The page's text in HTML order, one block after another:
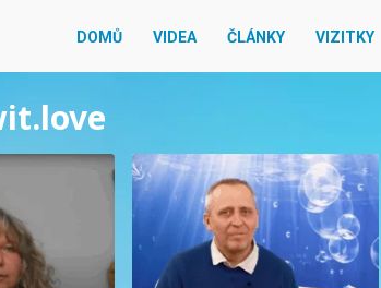
DOMŮ VIDEA ČLÁNKY VIZITKY